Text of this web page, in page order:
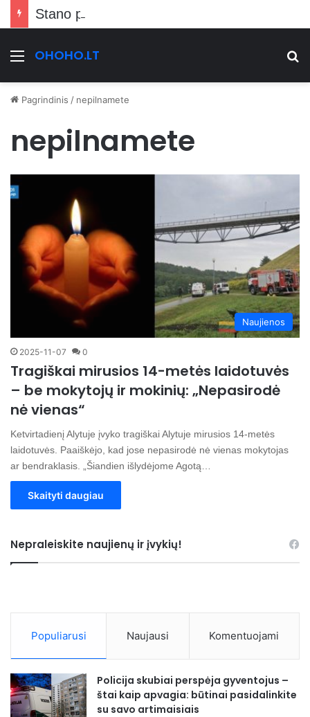
Stano pranešė kraupią žinią Vilniečiams
Meniu
OHOHO.LT
Pagrindinis / nepilnamete
nepilnamete
Naujienos
2025-11-07 0
Tragiškai mirusios 14-metės laidotuvės
– be mokytojų ir mokinių: „Nepasirodė
nė vienas“
Ketvirtadienį Alytuje įvyko tragiškai Alytuje mirusios 14-metės
laidotuvės. Paaiškėjo, kad jose nepasirodė nė vienas mokytojas
ar bendraklasis. „Šiandien išlydėjome Agotą…
Skaityti daugiau
Nepraleiskite naujienų ir įvykių!
Populiarusi Naujausi Komentuojami
Policija skubiai perspėja gyventojus –
štai kaip apvagia: būtinai pasidalinkite
su savo artimaisiais